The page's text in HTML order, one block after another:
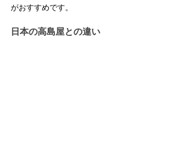
がおすすめです。
日本の高島屋との違い